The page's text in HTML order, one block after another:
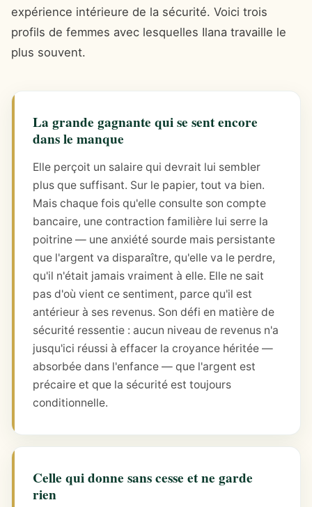
expérience intérieure de la sécurité. Voici trois
profils de femmes avec lesquelles Ilana travaille le
plus souvent.
La grande gagnante qui se sent encore
dans le manque
Elle perçoit un salaire qui devrait lui sembler
plus que suffisant. Sur le papier, tout va bien.
Mais chaque fois qu'elle consulte son compte
bancaire, une contraction familière lui serre la
poitrine — une anxiété sourde mais persistante
que l'argent va disparaître, qu'elle va le perdre,
qu'il n'était jamais vraiment à elle. Elle ne sait
pas d'où vient ce sentiment, parce qu'il est
antérieur à ses revenus. Son défi en matière de
sécurité ressentie : aucun niveau de revenus n'a
jusqu'ici réussi à effacer la croyance héritée —
absorbée dans l'enfance — que l'argent est
précaire et que la sécurité est toujours
conditionnelle.
Celle qui donne sans cesse et ne garde
rien